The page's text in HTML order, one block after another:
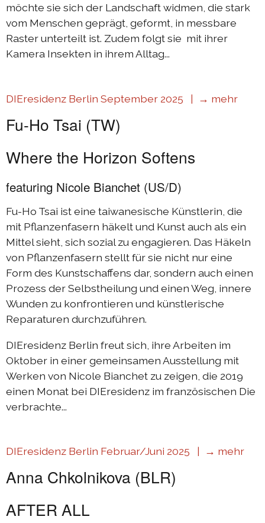
möchte sie sich der Landschaft widmen, die stark
vom Menschen geprägt, geformt, in messbare
Raster unterteilt ist. Zudem folgt sie mit ihrer
Kamera Insekten in ihrem Alltag...
DIEresidenz Berlin September 2025 | → mehr
Fu-Ho Tsai (TW)
Where the Horizon Softens
featuring Nicole Bianchet (US/D)
Fu-Ho Tsai ist eine taiwanesische Künstlerin, die
mit Pflanzenfasern häkelt und Kunst auch als ein
Mittel sieht, sich sozial zu engagieren. Das Häkeln
von Pflanzenfasern stellt für sie nicht nur eine
Form des Kunstschaffens dar, sondern auch einen
Prozess der Selbstheilung und einen Weg, innere
Wunden zu konfrontieren und künstlerische
Reparaturen durchzuführen.
DIEresidenz Berlin freut sich, ihre Arbeiten im
Oktober in einer gemeinsamen Ausstellung mit
Werken von Nicole Bianchet zu zeigen, die 2019
einen Monat bei DIEresidenz im französischen Die
verbrachte...
DIEresidenz Berlin Februar/Juni 2025 | → mehr
Anna Chkolnikova (BLR)
AFTER ALL